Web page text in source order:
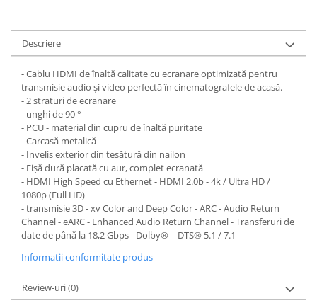
Descriere
- Cablu HDMI de înaltă calitate cu ecranare optimizată pentru
transmisie audio și video perfectă în cinematografele de acasă.
- 2 straturi de ecranare
- unghi de 90 °
- PCU - material din cupru de înaltă puritate
- Carcasă metalică
- Invelis exterior din țesătură din nailon
- Fișă dură placată cu aur, complet ecranată
- HDMI High Speed ​​cu Ethernet - HDMI 2.0b - 4k / Ultra HD /
1080p (Full HD)
- transmisie 3D - xv Color and Deep Color - ARC - Audio Return
Channel - eARC - Enhanced Audio Return Channel - Transferuri de
date de până la 18,2 Gbps - Dolby® | DTS® 5.1 / 7.1
Informatii conformitate produs
Review-uri(0)